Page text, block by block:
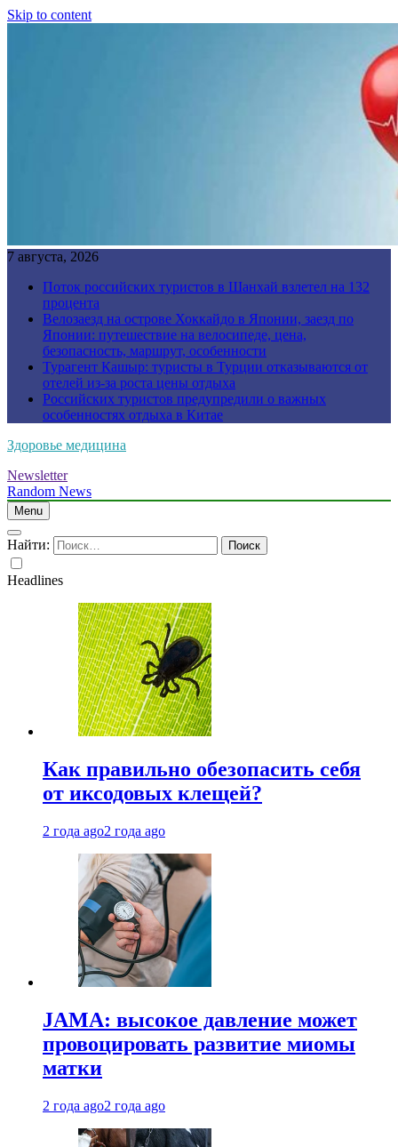
Skip to content
7 августа, 2026
Поток российских туристов в Шанхай взлетел на 132
процента
Велозаезд на острове Хоккайдо в Японии, заезд по
Японии: путешествие на велосипеде, цена,
безопасность, маршрут, особенности
Турагент Кашыр: туристы в Турции отказываются от
отелей из-за роста цены отдыха
Российских туристов предупредили о важных
особенностях отдыха в Китае
Здоровье медицина
Newsletter
Random News
Menu
Найти:
Headlines
Как правильно обезопасить себя
от иксодовых клещей?
2 года ago2 года ago
JAMA: высокое давление может
провоцировать развитие миомы
матки
2 года ago2 года ago